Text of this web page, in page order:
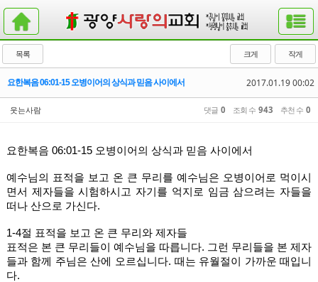
목록 크게 작게
2017.01.19 00:02
요한복음 06:01-15 오병이어의 상식과 믿음 사이에서
웃는사람 댓글 0 조회 수 943 추천 수 0
요한복음 06:01-15 오병이어의 상식과 믿음 사이에서
예수님의 표적을 보고 온 큰 무리를 예수님은 오병이어로 먹이시
면서 제자들을 시험하시고 자기를 억지로 임금 삼으려는 자들을
떠나 산으로 가신다.
1-4절 표적을 보고 온 큰 무리와 제자들
표적은 본 큰 무리들이 예수님을 따릅니다. 그런 무리들을 본 제자
들과 함께 주님은 산에 오르십니다. 때는 유월절이 가까운 때입니
다.